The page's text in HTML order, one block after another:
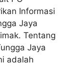
Informasi
Jaya
Tentang
Jaya
adalah